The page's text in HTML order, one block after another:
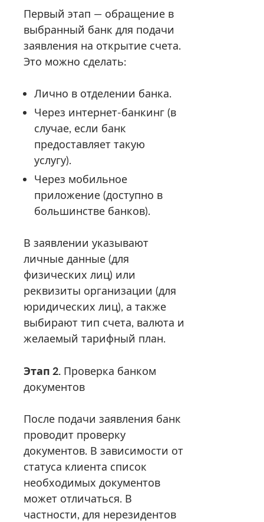
Первый этап — обращение в
выбранный банк для подачи
заявления на открытие счета.
Это можно сделать:
Лично в отделении банка.
Через интернет-банкинг (в
случае, если банк
предоставляет такую
услугу).
Через мобильное
приложение (доступно в
большинстве банков).
В заявлении указывают
личные данные (для
физических лиц) или
реквизиты организации (для
юридических лиц), а также
выбирают тип счета, валюта и
желаемый тарифный план.
Этап 2. Проверка банком
документов
После подачи заявления банк
проводит проверку
документов. В зависимости от
статуса клиента список
необходимых документов
может отличаться. В
частности, для нерезидентов